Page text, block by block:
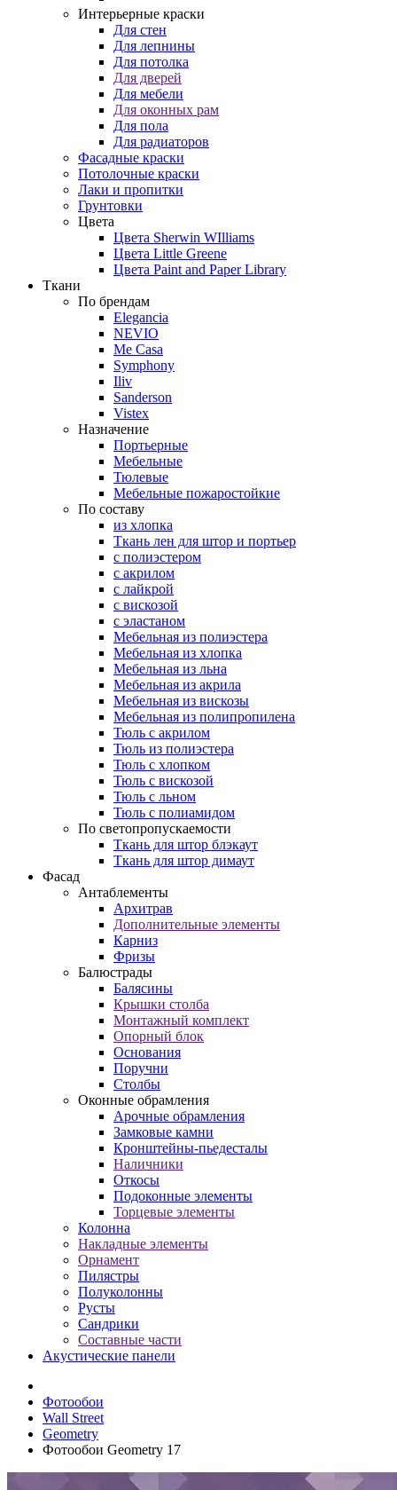
Интерьерные краски
Для стен
Для лепнины
Для потолка
Для дверей
Для мебели
Для оконных рам
Для пола
Для радиаторов
Фасадные краски
Потолочные краски
Лаки и пропитки
Грунтовки
Цвета
Цвета Sherwin WIlliams
Цвета Little Greene
Цвета Paint and Paper Library
Ткани
По брендам
Elegancia
NEVIO
Me Casa
Symphony
Iliv
Sanderson
Vistex
Назначение
Портьерные
Мебельные
Тюлевые
Мебельные пожаростойкие
По составу
из хлопка
Ткань лен для штор и портьер
с полиэстером
с акрилом
с лайкрой
с вискозой
с эластаном
Мебельная из полиэстера
Мебельная из хлопка
Мебельная из льна
Мебельная из акрила
Мебельная из вискозы
Мебельная из полипропилена
Тюль с акрилом
Тюль из полиэстера
Тюль с хлопком
Тюль с вискозой
Тюль с льном
Тюль с полиамидом
По светопропускаемости
Ткань для штор блэкаут
Ткань для штор димаут
Фасад
Антаблементы
Архитрав
Дополнительные элементы
Карниз
Фризы
Балюстрады
Балясины
Крышки столба
Монтажный комплект
Опорный блок
Основания
Поручни
Столбы
Оконные обрамления
Арочные обрамления
Замковые камни
Кронштейны-пьедесталы
Наличники
Откосы
Подоконные элементы
Торцевые элементы
Колонна
Накладные элементы
Орнамент
Пилястры
Полуколонны
Русты
Сандрики
Составные части
Акустические панели
Фотообои
Wall Street
Geometry
Фотообои Geometry 17